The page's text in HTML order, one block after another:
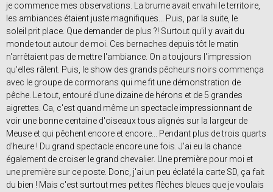
je commence mes observations. La brume avait envahi le territoire,
les ambiances étaient juste magnifiques... Puis, par la suite, le
soleil prit place. Que demander de plus ?! Surtout qu'il y avait du
monde tout autour de moi. Ces bernaches depuis tôt le matin
n'arrêtaient pas de mettre l'ambiance. On a toujours l'impression
qu'elles râlent. Puis, le show des grands pêcheurs noirs commença
avec le groupe de cormorans qui me fit une démonstration de
pêche. Le tout, entouré d'une dizaine de hérons et de 5 grandes
aigrettes. Ca, c'est quand même un spectacle impressionnant de
voir une bonne centaine d'oiseaux tous alignés sur la largeur de
Meuse et qui pêchent encore et encore... Pendant plus de trois quarts
d'heure ! Du grand spectacle encore une fois. J'ai eu la chance
également de croiser le grand chevalier. Une première pour moi et
une première sur ce poste. Donc, j'ai un peu éclaté la carte SD, ça fait
du bien ! Mais c'est surtout mes petites flèches bleues que je voulais